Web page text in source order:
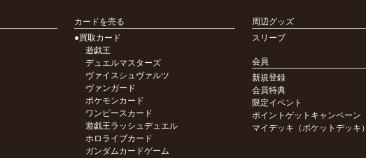
カードを売る
●買取カード
遊戯王
デュエルマスターズ
ヴァイスシュヴァルツ
ヴァンガード
ポケモンカード
ワンピースカード
遊戯王ラッシュデュエル
ホロライブカード
ガンダムカードゲーム
周辺グッズ
スリーブ
会員
新規登録
会員特典
限定イベント
ポイントゲットキャンペーン
マイデッキ（ポケットデッキ）